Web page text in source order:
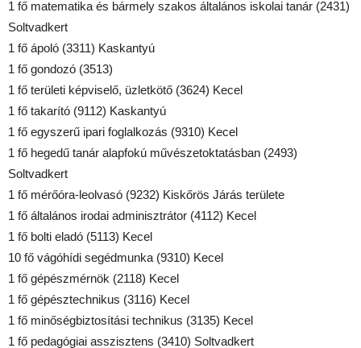
1 fő matematika és bármely szakos általános iskolai tanár (2431)
Soltvadkert
1 fő ápoló (3311) Kaskantyú
1 fő gondozó (3513)
1 fő területi képviselő, üzletkötő (3624) Kecel
1 fő takarító (9112) Kaskantyú
1 fő egyszerű ipari foglalkozás (9310) Kecel
1 fő hegedű tanár alapfokú művészetoktatásban (2493)
Soltvadkert
1 fő mérőóra-leolvasó (9232) Kiskőrös Járás területe
1 fő általános irodai adminisztrátor (4112) Kecel
1 fő bolti eladó (5113) Kecel
10 fő vágóhídi segédmunka (9310) Kecel
1 fő gépészmérnök (2118) Kecel
1 fő gépésztechnikus (3116) Kecel
1 fő minőségbiztosítási technikus (3135) Kecel
1 fő pedagógiai asszisztens (3410) Soltvadkert